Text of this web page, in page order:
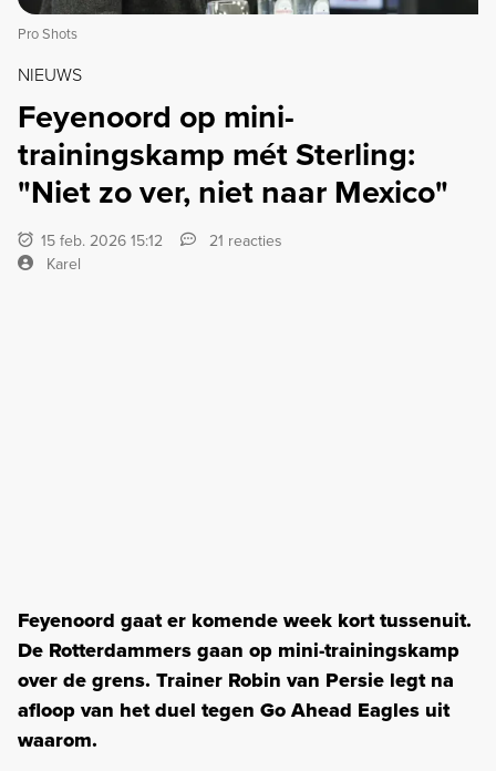
Pro Shots
NIEUWS
Feyenoord op mini-
trainingskamp mét Sterling:
"Niet zo ver, niet naar Mexico"
15 feb. 2026 15:12
21 reacties
Karel
Feyenoord gaat er komende week kort tussenuit.
De Rotterdammers gaan op mini-trainingskamp
over de grens. Trainer Robin van Persie legt na
afloop van het duel tegen Go Ahead Eagles uit
waarom.